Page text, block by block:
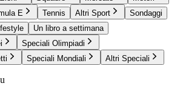
E Tennis Altri Sport
Sondaggi
Un libro a settimana
Speciali Olimpiadi
Speciali Mondiali Altri Speciali